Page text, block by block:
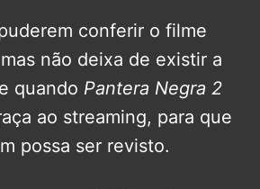
conferir o filme
não deixa de existir a
quando Pantera Negra 2
ao streaming, para que
possa ser revisto.